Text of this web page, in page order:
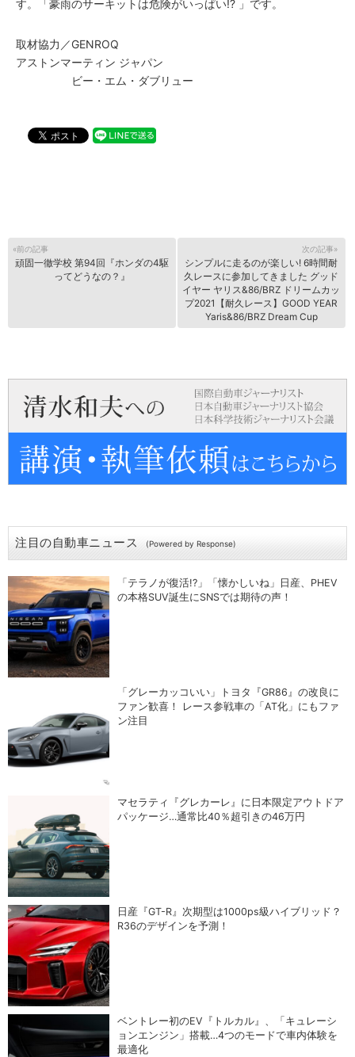
す。「豪雨のサーキットは危険がいっぱい!? 」です。
取材協力／GENROQ
アストンマーティン ジャパン
ビー・エム・ダブリュー
«前の記事
頑固一徹学校 第94回『ホンダの4駆
ってどうなの？』
次の記事»
シンプルに走るのが楽しい! 6時間耐
久レースに参加してきました グッド
イヤー ヤリス&86/BRZ ドリームカッ
プ2021【耐久レース】GOOD YEAR
Yaris&86/BRZ Dream Cup
注目の自動車ニュース (Powered by Response)
「テラノが復活!?」「懐かしいね」日産、PHEV
の本格SUV誕生にSNSでは期待の声！
「グレーカッコいい」トヨタ『GR86』の改良に
ファン歓喜！ レース参戦車の「AT化」にもファ
ン注目
マセラティ『グレカーレ』に日本限定アウトドア
パッケージ…通常比40％超引きの46万円
日産『GT-R』次期型は1000ps級ハイブリッド？
R36のデザインを予測！
ベントレー初のEV『トルカル』、「キュレーシ
ョンエンジン」搭載…4つのモードで車内体験を
最適化